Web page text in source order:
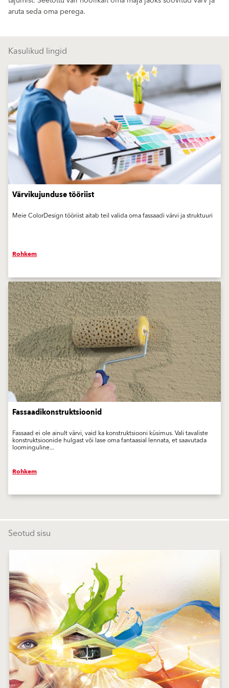
aruta seda oma perega.
Kasulikud lingid
Värvikujunduse tööriist
Meie ColorDesign tööriist aitab teil valida oma fassaadi värvi ja struktuuri
Rohkem
Fassaadikonstruktsioonid
Fassaad ei ole ainult värvi, vaid ka konstruktsiooni küsimus. Vali tavaliste
konstruktsioonide hulgast või lase oma fantaasial lennata, et saavutada
loominguline...
Rohkem
Seotud sisu